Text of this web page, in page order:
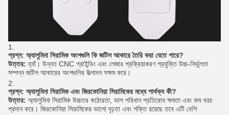
প্রশ্ন: অ্যালুমিনা সিরামিক অংশগুলি কি জটিল আকারে তৈরি করা যেতে পারে?
উত্তর: হ্যাঁ। উন্নত CNC গ্রাইন্ডিং এবং লেজার প্রক্রিয়াকরণ প্রযুক্তি উচ্চ-নির্ভুলতা
সম্পন্ন জটিল আকারের অংশগুলির উত্পাদন সক্ষম করে।
প্রশ্ন: অ্যালুমিনা সিরামিক এবং জিরকোনিয়া সিরামিকের মধ্যে পার্থক্য কী?
উত্তর: অ্যালুমিনা সিরামিক উচ্চতর কঠোরতা, ভাল পরিধান প্রতিরোধ ক্ষমতা এবং কম খরচ
প্রদান করে। জিরকোনিয়া সিরামিকের ভালো দৃঢ়তা এবং শক্তি রয়েছে তবে এটি বেশি